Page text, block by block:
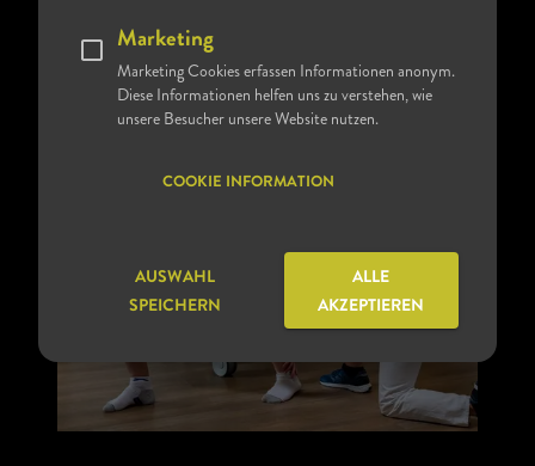
Marketing
Marketing Cookies erfassen Informationen anonym.
Diese Informationen helfen uns zu verstehen, wie
unsere Besucher unsere Website nutzen.
COOKIE INFORMATION
AUSWAHL
SPEICHERN
ALLE
AKZEPTIEREN